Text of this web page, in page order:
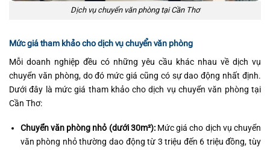
Dịch vụ chuyển văn phòng tại Cần Thơ
Mức giá tham khảo cho dịch vụ chuyển văn phòng
Mỗi doanh nghiệp đều có những yêu cầu khác nhau về dịch vụ
chuyển văn phòng, do đó mức giá cũng có sự dao động nhất định.
Dưới đây là mức giá tham khảo cho dịch vụ chuyển văn phòng tại
Cần Thơ:
Chuyển văn phòng nhỏ (dưới 30m²):Mức giá cho dịch vụ chuyển
văn phòng nhỏ thường dao động từ 3 triệu đến 6 triệu đồng, tùy